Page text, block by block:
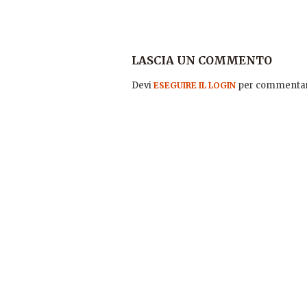
LASCIA UN COMMENTO
Devi ESEGUIRE IL LOGIN per